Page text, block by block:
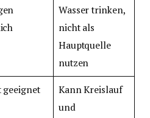
Wasser trinken,
nicht als
Hauptquelle
nutzen
geeignet
Kann Kreislauf
und